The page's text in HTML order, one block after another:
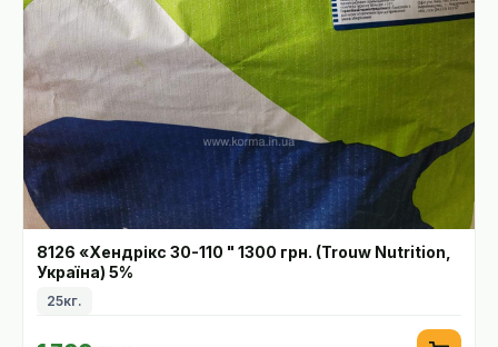
8126 «Хендрікс 30-110 " 1300 грн. (Trouw Nutrition,
Україна) 5%
25кг.